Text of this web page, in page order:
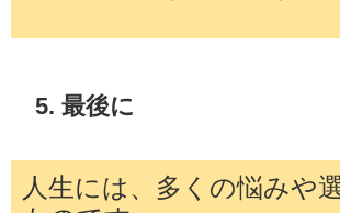
5. 最後に
人生には、多くの悩みや